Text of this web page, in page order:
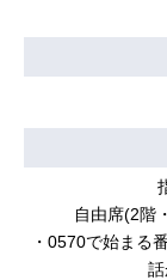
自由席(2階
・0570で始まる